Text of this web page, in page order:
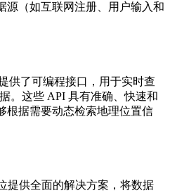
源（如互联网注册、用户输入和
供了可编程接口，用于实时查
。这些 API 具有准确、快速和
根据需要动态检索地理位置信
提供全面的解决方案，将数据